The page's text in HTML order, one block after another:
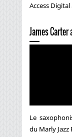
Access Digital
James Carter
Le
du Marly Jazz